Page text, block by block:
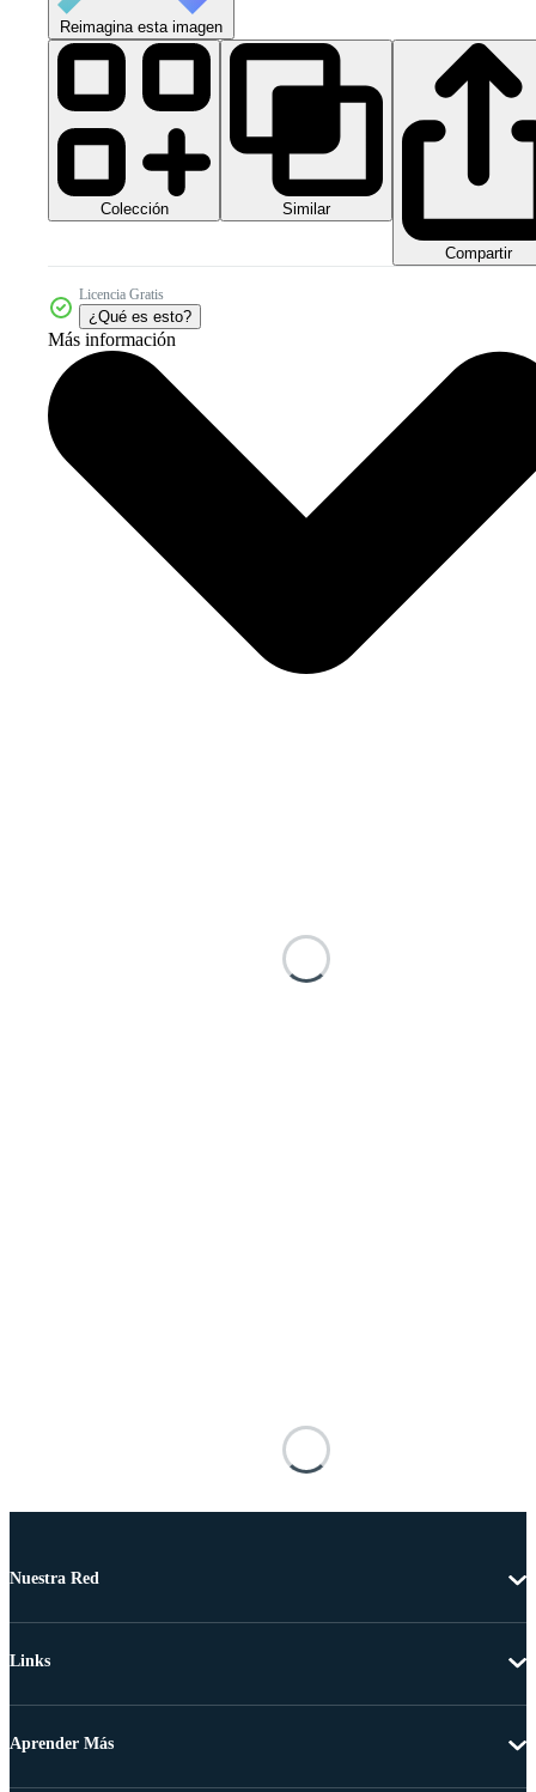
Reimagina esta imagen
Colección Similar
Compartir
Licencia Gratis
¿Qué es esto?
Más información
Nuestra Red
Links
Aprender Más